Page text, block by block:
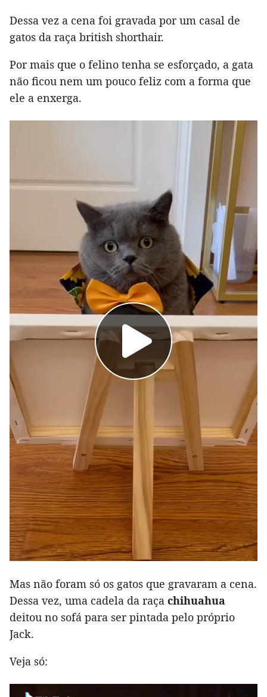
Dessa vez a cena foi gravada por um casal de
gatos da raça british shorthair.
Por mais que o felino tenha se esforçado, a gata
não ficou nem um pouco feliz com a forma que
ele a enxerga.
Mas não foram só os gatos que gravaram a cena.
Dessa vez, uma cadela da raça chihuahua
deitou no sofá para ser pintada pelo próprio
Jack.
Veja só: